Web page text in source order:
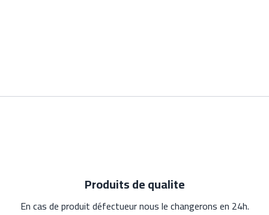
Produits de qualite
En cas de produit défectueur nous le changerons en 24h.